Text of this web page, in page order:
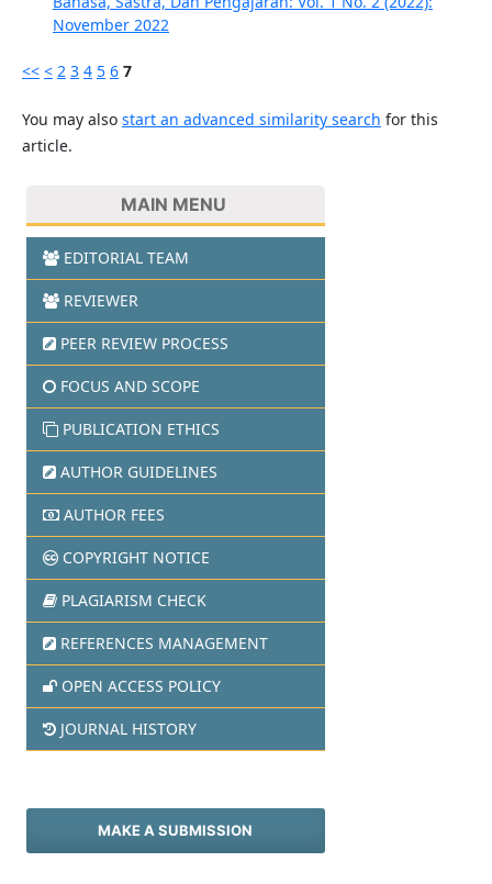
November 2022
<< < 2 3 4 5 6 7
You may also start an advanced similarity search for this
article.
MAIN MENU
EDITORIAL TEAM
REVIEWER
PEER REVIEW PROCESS
FOCUS AND SCOPE
PUBLICATION ETHICS
AUTHOR GUIDELINES
AUTHOR FEES
COPYRIGHT NOTICE
PLAGIARISM CHECK
REFERENCES MANAGEMENT
OPEN ACCESS POLICY
JOURNAL HISTORY
MAKE A SUBMISSION